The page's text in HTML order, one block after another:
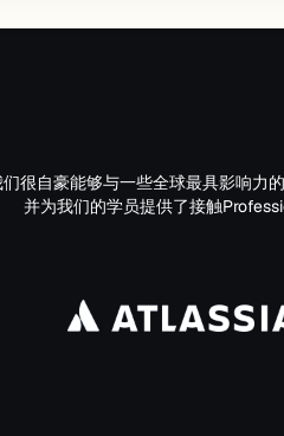
很自豪能够与一些全球最具影响力
并为我们的学员提供了接触